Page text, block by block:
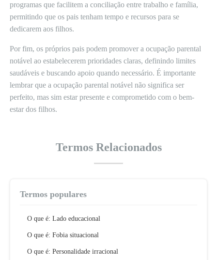
programas que facilitem a conciliação entre trabalho e família,
permitindo que os pais tenham tempo e recursos para se
dedicarem aos filhos.
Por fim, os próprios pais podem promover a ocupação parental
notável ao estabelecerem prioridades claras, definindo limites
saudáveis e buscando apoio quando necessário. É importante
lembrar que a ocupação parental notável não significa ser
perfeito, mas sim estar presente e comprometido com o bem-
estar dos filhos.
Termos Relacionados
Termos populares
O que é: Lado educacional
O que é: Fobia situacional
O que é: Personalidade irracional